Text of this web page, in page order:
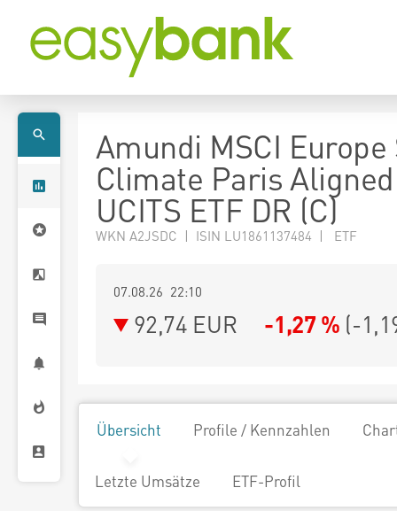
Amundi MSCI Europe
Climate Paris
UCITS ETF DR (C)
WKN A2JSDC | ISIN LU1861137484 | ETF
07.08.26 22:10
92,74 EUR -1,27 % (-
Übersicht Profile / Kennzahlen
Letzte Umsätze ETF-Profil